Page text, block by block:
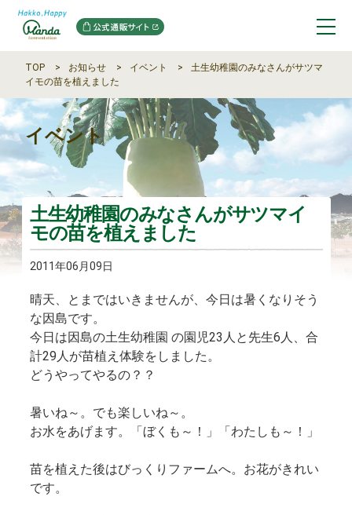
TOP お知らせ イベント
土生幼稚園のみなさんがサツマ
イモの苗を植えました
イベント
土生幼稚園のみなさんがサツマイ
モの苗を植えました
2011年06月09日
晴天、とまではいきませんが、今日は暑くなりそう
な因島です。
今日は因島の土生幼稚園 の園児23人と先生6人、合
計29人が苗植え体験をしました。
どうやってやるの？？
暑いね～。でも楽しいね～。
お水をあげます。「ぼくも～！」「わたしも～！」
苗を植えた後はびっくりファームへ。お花がきれい
です。